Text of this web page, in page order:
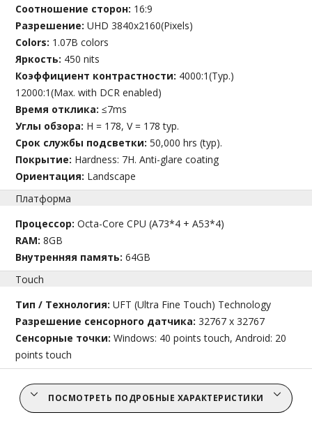
Соотношение сторон: 16:9
Разрешение:UHD 3840x2160(Pixels)
Colors: 1.07B colors
Яркость: 450 nits
Коэффициент контрастности: 4000:1(Typ.)
12000:1(Max. with DCR enabled)
Время отклика:≤7ms
Углы обзора: H = 178, V = 178 typ.
Срок службы подсветки:50,000 hrs (typ).
Покрытие: Hardness: 7H. Anti-glare coating
Ориентация: Landscape
Платформа
Процессор:Octa-Core CPU (A73*4 + A53*4)
RAM:8GB
Внутренняя память:64GB
Touch
Тип / Технология:UFT (Ultra Fine Touch) Technology
Разрешение сенсорного датчика:32767 x 32767
Сенсорные точки:Windows: 40 points touch, Android: 20
points touch
ПОСМОТРЕТЬ ПОДРОБНЫЕ ХАРАКТЕРИСТИКИ